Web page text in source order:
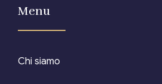
Menu
Chi siamo